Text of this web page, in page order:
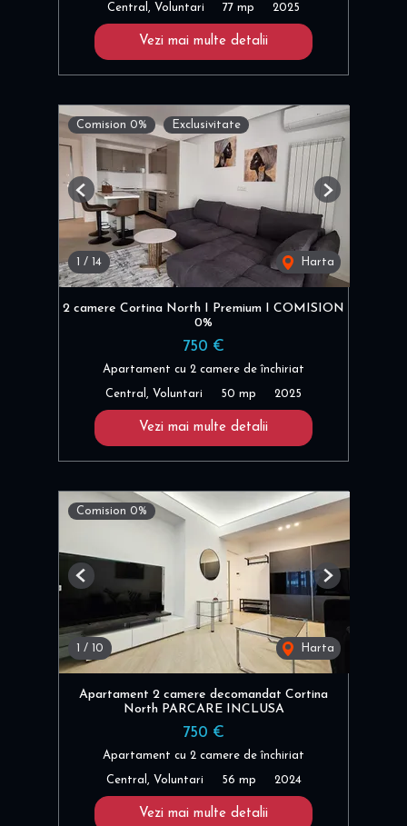
Central, Voluntari 77 mp 2025
Vezi mai multe detalii
Comision 0% Exclusivitate
1 / 14 Harta
Previous Next
2 camere Cortina North I Premium I COMISION
0%
750 €
Apartament cu 2 camere de închiriat
Central, Voluntari 50 mp 2025
Vezi mai multe detalii
Comision 0%
1 / 10 Harta
Previous Next
Apartament 2 camere decomandat Cortina
North PARCARE INCLUSA
750 €
Apartament cu 2 camere de închiriat
Central, Voluntari 56 mp 2024
Vezi mai multe detalii